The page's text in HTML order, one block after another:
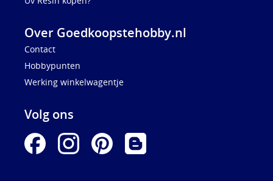
Over Goedkoopstehobby.nl
Contact
Hobbypunten
Werking winkelwagentje
Volg ons